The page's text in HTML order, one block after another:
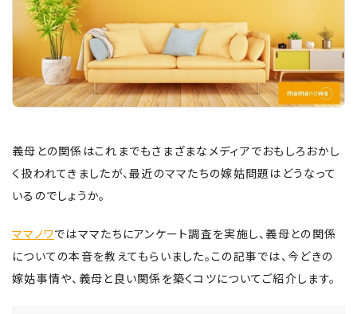
義母との関係はこれまでもさまざまなメディアでおもしろおかし
く扱われてきましたが、最近のママたちの嫁姑問題はどうなって
いるのでしょうか。
ママノワではママたちにアンケート調査を実施し、義母との関係
についての本音を教えてもらいました。この記事では、今どきの
嫁姑事情や、義母と良い関係を築くコツについてご紹介します。